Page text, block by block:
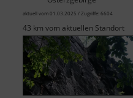
aktuell vom 01.03.2025 / Zugriffe: 6604
43 km vom aktuellen Standort